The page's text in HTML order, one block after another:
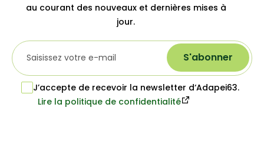
au courant des nouveaux et dernières mises à
jour.
S'abonner
J’accepte de recevoir la newsletter d‘Adapei63.
Lire la politique de confidentialité